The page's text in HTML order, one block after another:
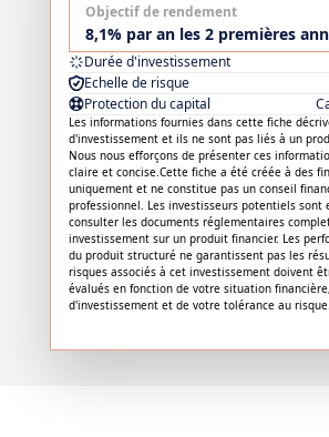
Objectif de rendement
8,1% par an les 2 premières
Durée d'investissement
Echelle de risque
Protection du capital
Les informations fournies dans cette fiche
d'investissement et ils ne sont pas liés à un
Nous nous efforçons de présenter ces
claire et concise.Cette fiche a été créée à des
uniquement et ne constitue pas un conseil
professionnel. Les investisseurs potentiels sont
consulter les documents réglementaires
investissement sur un produit financier. Les
du produit structuré ne garantissent pas les
risques associés à cet investissement doivent
évalués en fonction de votre situation
d'investissement et de votre tolérance au risque.